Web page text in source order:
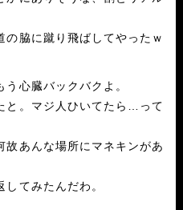
の脇に蹴り飛ばしてやったｗ
心臓バックバクよ。
と。マジ人ひいてたら…って
あんな場所にマネキンがあ
てみたんだわ。